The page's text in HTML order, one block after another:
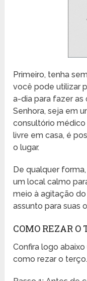
Primeiro, tenha
você pode utilizar
a-dia para fazer as
Senhora, seja em
consultório
livre em casa, é
o lugar.
De qualquer
um local calmo
meio à agitação
assunto para suas
COMO REZAR O
Confira logo
como rezar o terço.